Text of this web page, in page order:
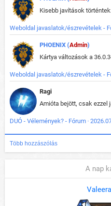
Kisebb javítások
Weboldal javaslatok/észrevételek -
PHOENIX (Admin)
Weboldal javaslatok/észrevételek -
Ragi
DUÓ - Vélemények? - Fórum ·
Több hozzászólás
A nap